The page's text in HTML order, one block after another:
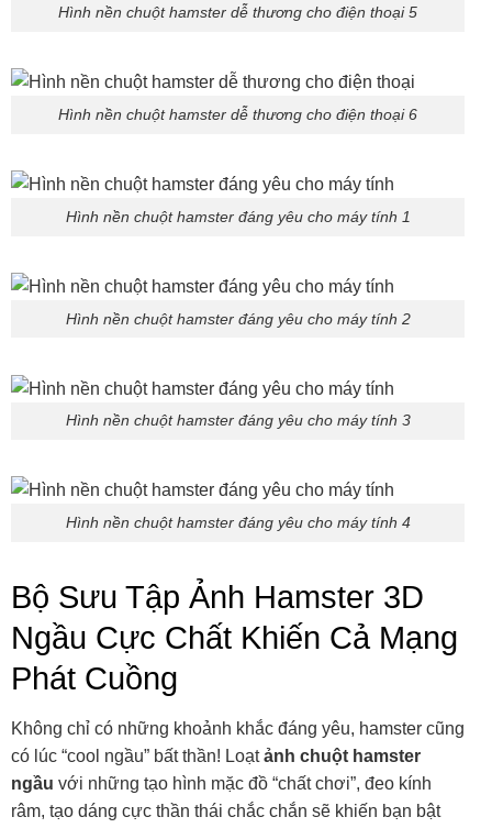
Hình nền chuột hamster dễ thương cho điện thoại 5
Hình nền chuột hamster dễ thương cho điện thoại 6
Hình nền chuột hamster đáng yêu cho máy tính 1
Hình nền chuột hamster đáng yêu cho máy tính 2
Hình nền chuột hamster đáng yêu cho máy tính 3
Hình nền chuột hamster đáng yêu cho máy tính 4
Bộ Sưu Tập Ảnh Hamster 3D
Ngầu Cực Chất Khiến Cả Mạng
Phát Cuồng
Không chỉ có những khoảnh khắc đáng yêu, hamster cũng
có lúc “cool ngầu” bất thần! Loạtảnh chuột hamster
ngầu với những tạo hình mặc đồ “chất chơi”, đeo kính
râm, tạo dáng cực thần thái chắc chắn sẽ khiến bạn bật